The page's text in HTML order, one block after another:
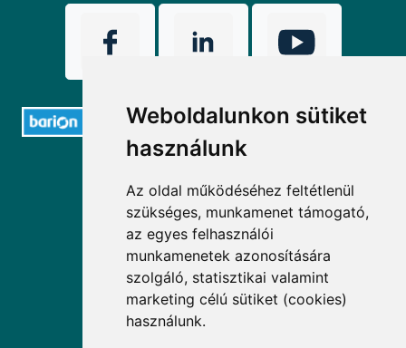
Weboldalunkon sütiket
használunk
Az oldal működéséhez feltétlenül
szükséges, munkamenet támogató,
az egyes felhasználói
munkamenetek azonosítására
szolgáló, statisztikai valamint
marketing célú sütiket (cookies)
használunk.
+36 1 880 7600
info@mprx.hu